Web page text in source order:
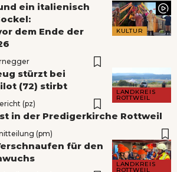
KULTUR
ein italienisch
dem Ende der
LANDKREIS
ROTTWEIL
stürzt bei
(72) stirbt
(pz)
in der Predigerkirche Rottweil
(pm)
LANDKREIS
ROTTWEIL
für den